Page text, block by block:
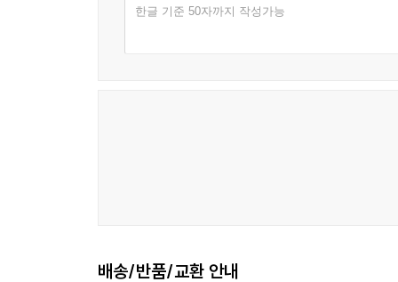
한글 기준 50자까지 작성가능
배송/반품/교환 안내